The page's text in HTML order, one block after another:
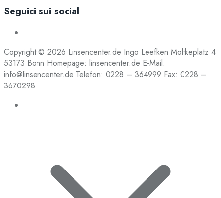
Seguici sui social
Copyright © 2026 Linsencenter.de Ingo Leefken Moltkeplatz 4
53173 Bonn Homepage: linsencenter.de E-Mail:
info@linsencenter.de Telefon: 0228 – 364999 Fax: 0228 –
3670298